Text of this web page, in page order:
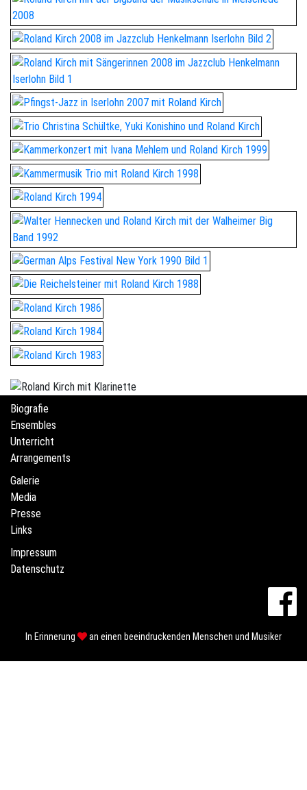
Biografie
Ensembles
Unterricht
Arrangements
Galerie
Media
Presse
Links
Impressum
Datenschutz
In Erinnerung an einen beeindruckenden Menschen und Musiker